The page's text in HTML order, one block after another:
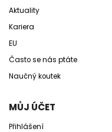
Aktuality
Kariera
EU
Často se nás ptáte
Naučný koutek
MŮJ ÚČET
Přihlášení